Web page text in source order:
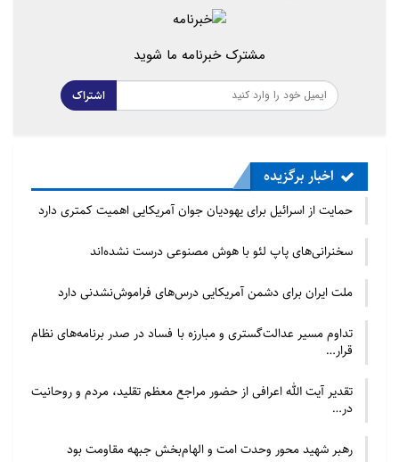
تصویر مغرضانه ای از اسلام برای امید،
میان غیرمسلمانان فعالیت می کند. طرح
این ارزش ها با اجرای فعالیت های مختلف
های اسلامی انجام می شود.
هرساله این انجمن سفرهای معنوی همچون
سفر به مکه مکرمه برای حج، ایران و عراق
به سراسر جهان با هدف فرهنگی و مذهبی
به راه می اندازد.
اسلام پروژه ها و فعالیت هایی را با همکاری
انجمن های اسلامی در فرانسه و خارج از
این کشور برگزار می کند.
مشترک خبرنامه ما شوید
اشتراک
اخبار برگزیده
حمایت از اسرائیل برای یهودیان جوان آمریکایی اهمیت کمتری دارد
سخنرانی‌های پاپ لئو با هوش مصنوعی درست نشده‌اند
ملت ایران برای دشمن آمریکایی درس‌های فراموش‌نشدنی دارد
تداوم مسیر عدالت‌گستری و مبارزه با فساد در صدر برنامه‌های نظام
قرار…
تقدیر آیت الله اعرافی از حضور مراجع معظم تقلید، مردم و روحانیت
در…
رهبر شهید محور وحدت امت و الهام‌بخش جبهه مقاومت بود